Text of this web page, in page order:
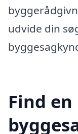
udvide din
Find en